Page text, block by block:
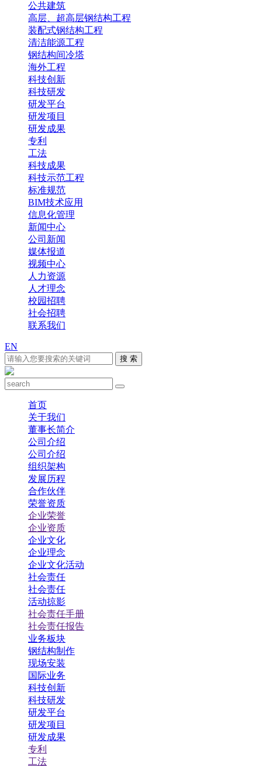
公共建筑
高层、超高层钢结构工程
装配式钢结构工程
清洁能源工程
钢结构间冷塔
海外工程
科技创新
科技研发
研发平台
研发项目
研发成果
专利
工法
科技成果
科技示范工程
标准规范
BIM技术应用
信息化管理
新闻中心
公司新闻
媒体报道
视频中心
人力资源
人才理念
校园招聘
社会招聘
联系我们
EN
搜 索
首页
关于我们
董事长简介
公司介绍
公司介绍
组织架构
发展历程
合作伙伴
荣誉资质
企业荣誉
企业资质
企业文化
企业理念
企业文化活动
社会责任
社会责任
活动掠影
社会责任手册
社会责任报告
业务板块
钢结构制作
现场安装
国际业务
科技创新
科技研发
研发平台
研发项目
研发成果
专利
工法